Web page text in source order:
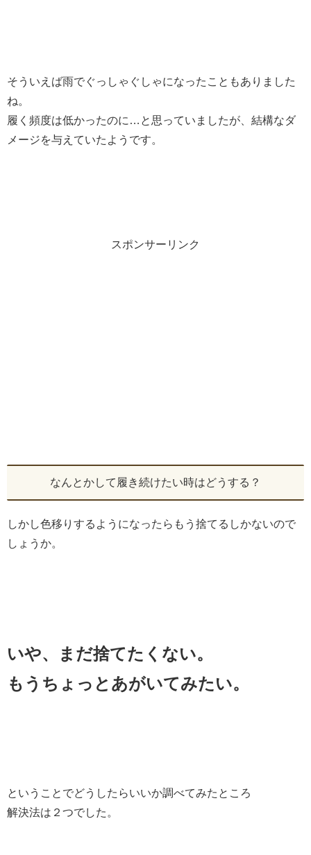
そういえば雨でぐっしゃぐしゃになったこともありました
ね。
履く頻度は低かったのに…と思っていましたが、結構なダ
メージを与えていたようです。
スポンサーリンク
なんとかして履き続けたい時はどうする？
しかし色移りするようになったらもう捨てるしかないので
しょうか。
いや、まだ捨てたくない。
もうちょっとあがいてみたい。
ということでどうしたらいいか調べてみたところ
解決法は２つでした。